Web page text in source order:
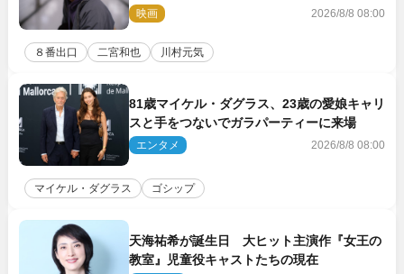
コメント到着
映画 2026/8/8 08:00
８番出口 二宮和也 川村元気
81歳マイケル・ダグラス、23歳の愛娘キャリ
スと手をつないでガラパーティーに来場
エンタメ 2026/8/8 08:00
マイケル・ダグラス ゴシップ
天海祐希が誕生日 大ヒット主演作『女王の
教室』児童役キャストたちの現在